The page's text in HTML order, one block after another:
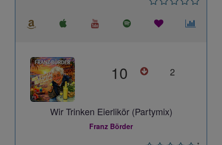
10 2
Wir Trinken Eierlikör (Partymix)
Franz Börder